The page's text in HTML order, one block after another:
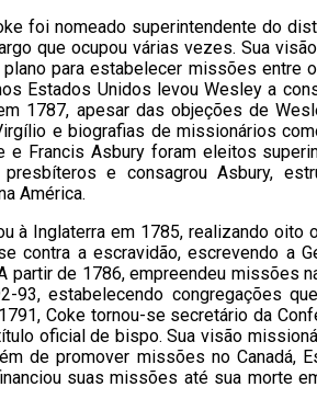
foi nomeado superintendente do
que ocupou várias vezes. Sua
plano para estabelecer missões entre
Estados Unidos levou Wesley a
1787, apesar das objeções de
e biografias de missionários
e Francis Asbury foram eleitos
e consagrou Asbury,
América.
à Inglaterra em 1785, realizando
contra a escravidão, escrevendo a
partir de 1786, empreendeu missões
93, estabelecendo congregações
Coke tornou-se secretário da
oficial de bispo. Sua visão
de promover missões no Canadá,
suas missões até sua morte